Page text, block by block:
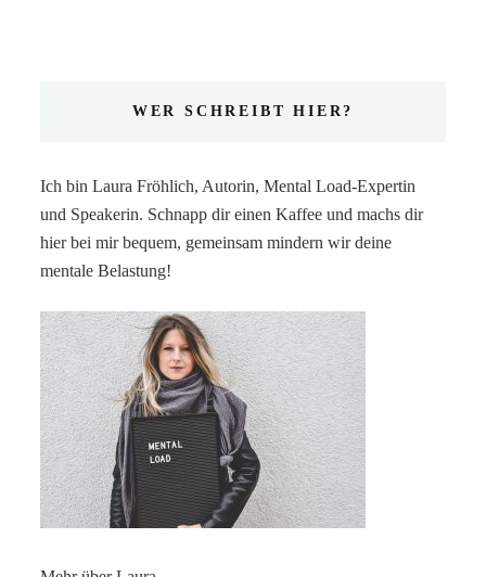
WER SCHREIBT HIER?
Ich bin Laura Fröhlich, Autorin, Mental Load-Expertin
und Speakerin. Schnapp dir einen Kaffee und machs dir
hier bei mir bequem, gemeinsam mindern wir deine
mentale Belastung!